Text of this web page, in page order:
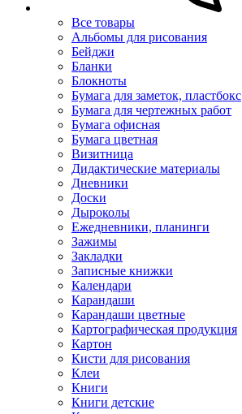
Все товары
Альбомы для рисования
Бейджи
Бланки
Блокноты
Бумага для заметок, пластбокс
Бумага для чертежных работ
Бумага офисная
Бумага цветная
Визитница
Дидактические материалы
Дневники
Доски
Дыроколы
Ежедневники, планинги
Зажимы
Закладки
Записные книжки
Календари
Карандаши
Карандаши цветные
Картографическая продукция
Картон
Кисти для рисования
Клеи
Книги
Книги детские